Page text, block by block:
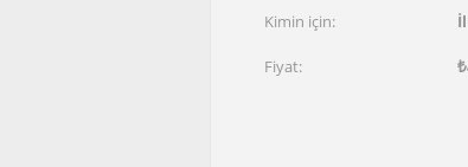
Kimin için:
Fiyat: ₺